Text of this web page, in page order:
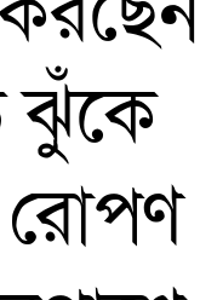
ঝুঁকে
রোপণ